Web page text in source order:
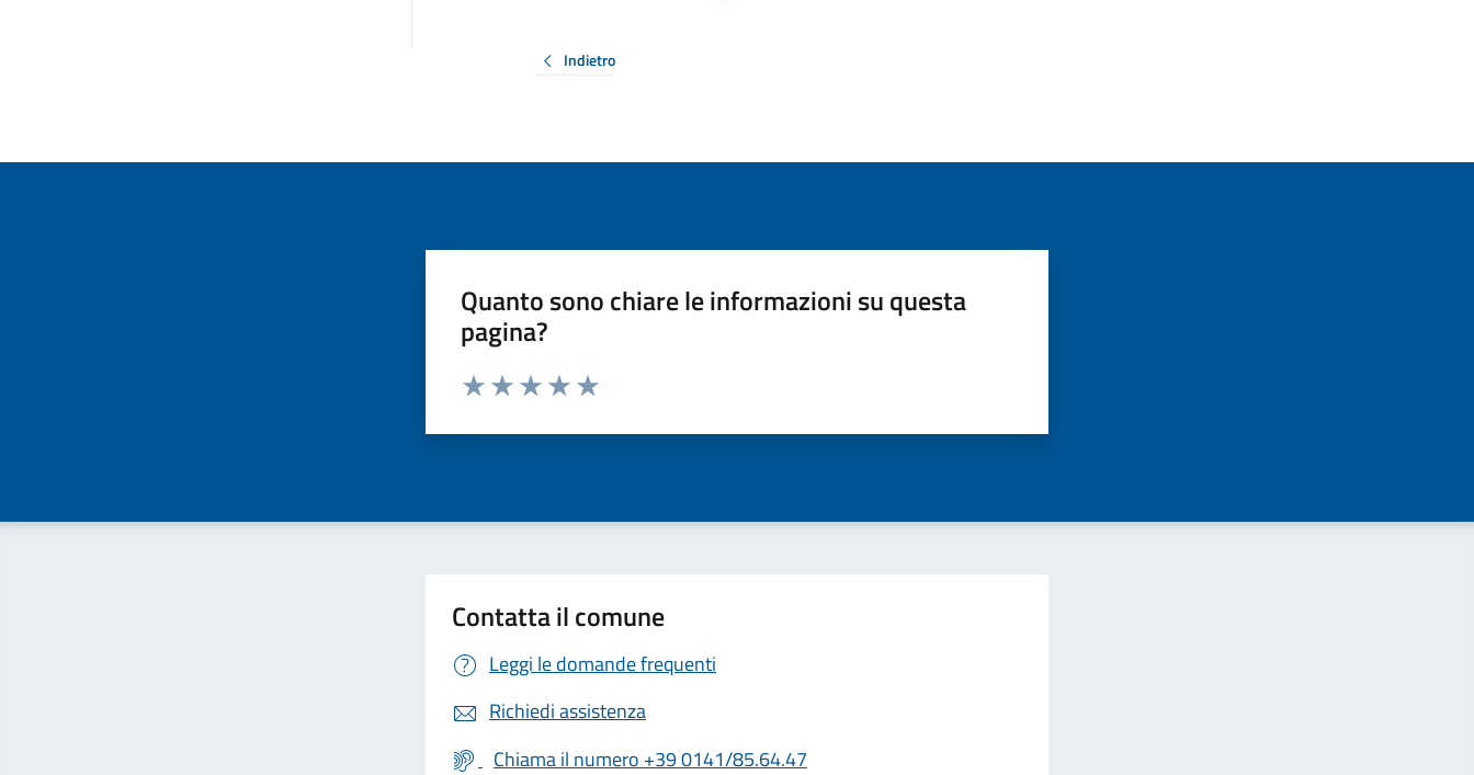
Indietro
Quanto sono chiare le informazioni su questa
pagina?
Valuta da 1 a 5 stelle la pagina
Contatta il comune
Leggi le domande frequenti
Richiedi assistenza
Chiama il numero +39 0141/85.64.47